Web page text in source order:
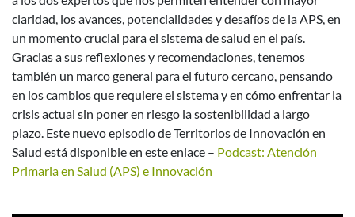
claridad, los avances, potencialidades y desafíos de la APS, en
un momento crucial para el sistema de salud en el país.
Gracias a sus reflexiones y recomendaciones, tenemos
también un marco general para el futuro cercano, pensando
en los cambios que requiere el sistema y en cómo enfrentar la
crisis actual sin poner en riesgo la sostenibilidad a largo
plazo. Este nuevo episodio de Territorios de Innovación en
Salud está disponible en este enlace – Podcast: Atención
Primaria en Salud (APS) e Innovación